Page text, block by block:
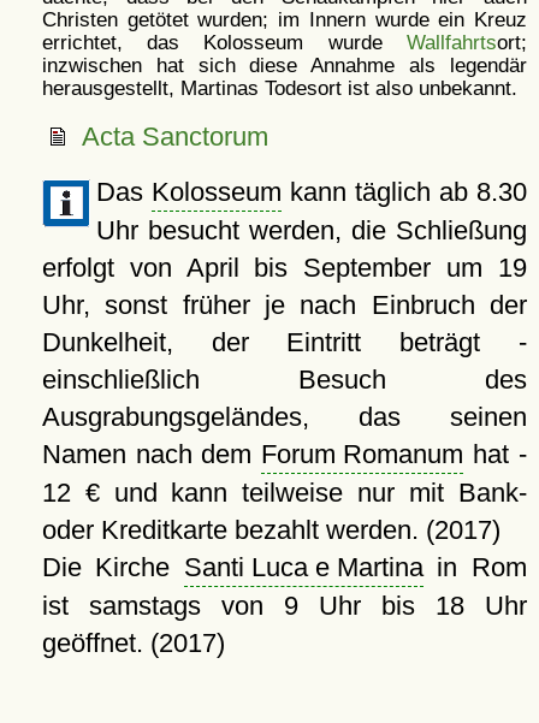
Christen getötet wurden; im Innern wurde ein Kreuz
errichtet, das Kolosseum wurde Wallfahrtsort;
inzwischen hat sich diese Annahme als legendär
herausgestellt, Martinas Todesort ist also unbekannt.
Acta Sanctorum
Das Kolosseum kann täglich ab 8.30
Uhr besucht werden, die Schließung
erfolgt von April bis September um 19
Uhr, sonst früher je nach Einbruch der
Dunkelheit, der Eintritt beträgt -
einschließlich Besuch des
Ausgrabungsgeländes, das seinen
Namen nach dem Forum Romanum hat -
12 € und kann teilweise nur mit Bank-
oder Kreditkarte bezahlt werden. (2017)
Die Kirche Santi Luca e Martinain Rom
ist samstags von 9 Uhr bis 18 Uhr
geöffnet. (2017)